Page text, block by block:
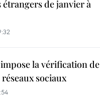
de janvier à
la vérification de
réseaux sociaux